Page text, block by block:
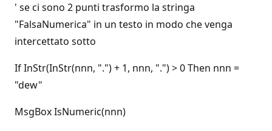
' se ci sono 2 punti trasformo la stringa
"FalsaNumerica" in un testo in modo che venga
intercettato sotto
If InStr(InStr(nnn, ".") + 1, nnn, ".") > 0 Then nnn =
"dew"
MsgBox IsNumeric(nnn)